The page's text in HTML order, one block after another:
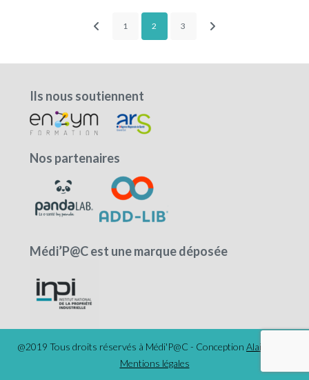
1 2 3
Ils nous soutiennent
Nos partenaires
Médi’P@C est une marque déposée
@2019 Tous droits réservés à Médi'P@C - Conception AlaiseNet
Mentions légales